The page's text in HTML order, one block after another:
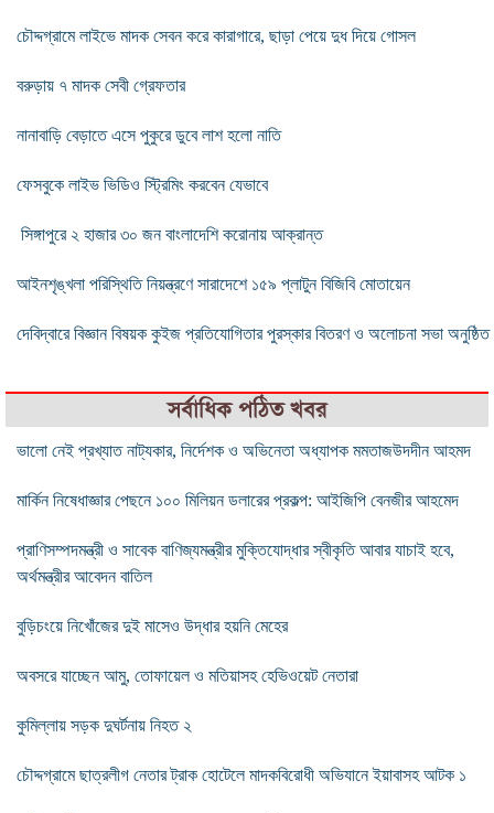
চৌদ্দগ্রামে লাইভে মাদক সেবন করে কারাগারে, ছাড়া পেয়ে দুধ দিয়ে গোসল
বরুড়ায় ৭ মাদক সেবী গ্রেফতার
নানাবাড়ি বেড়াতে এসে পুকুরে ডুবে লাশ হলো নাতি
ফেসবুকে লাইভ ভিডিও স্ট্রিমিং করবেন যেভাবে
সিঙ্গাপুরে ২ হাজার ৩০ জন বাংলাদেশি করোনায় আক্রান্ত
আইনশৃঙ্খলা পরিস্থিতি নিয়ন্ত্রণে সারাদেশে ১৫৯ প্লাটুন বিজিবি মোতায়েন
দেবিদ্বারে বিজ্ঞান বিষয়ক কুইজ প্রতিযোগিতার পুরস্কার বিতরণ ও অলোচনা সভা অনুষ্ঠিত
সর্বাধিক পঠিত খবর
ভালো নেই প্রখ্যাত নাট্যকার, নির্দেশক ও অভিনেতা অধ্যাপক মমতাজউদদীন আহমদ
মার্কিন নিষেধাজ্ঞার পেছনে ১০০ মিলিয়ন ডলারের প্রকল্প: আইজিপি বেনজীর আহমেদ
প্রাণিসম্পদমন্ত্রী ও সাবেক বাণিজ্যমন্ত্রীর মুক্তিযোদ্ধার স্বীকৃতি আবার যাচাই হবে,
অর্থমন্ত্রীর আবেদন বাতিল
বুড়িচংয়ে নিখোঁজের দুই মাসেও উদ্ধার হয়নি মেহের
অবসরে যাচ্ছেন আমু, তোফায়েল ও মতিয়াসহ হেভিওয়েট নেতারা
কুমিল্লায় সড়ক দুঘর্টনায় নিহত ২
চৌদ্দগ্রামে ছাত্রলীগ নেতার ট্রাক হোটেলে মাদকবিরোধী অভিযানে ইয়াবাসহ আটক ১